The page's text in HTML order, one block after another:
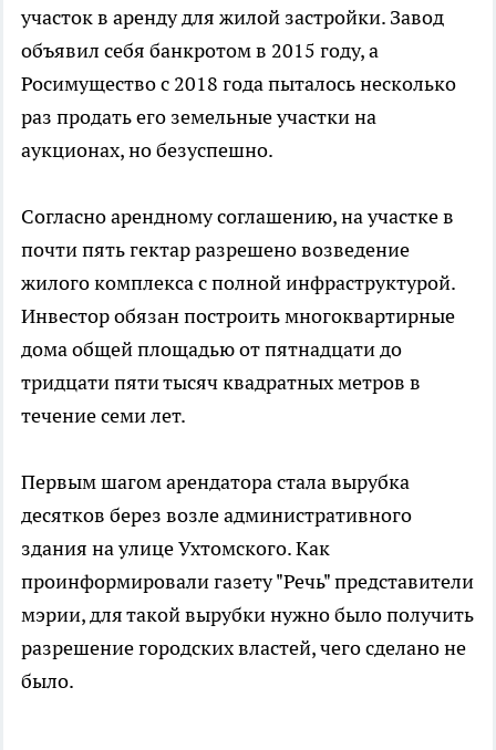
участок в аренду для жилой застройки. Завод
объявил себя банкротом в 2015 году, а
Росимущество с 2018 года пыталось несколько
раз продать его земельные участки на
аукционах, но безуспешно.
Согласно арендному соглашению, на участке в
почти пять гектар разрешено возведение
жилого комплекса с полной инфраструктурой.
Инвестор обязан построить многоквартирные
дома общей площадью от пятнадцати до
тридцати пяти тысяч квадратных метров в
течение семи лет.
Первым шагом арендатора стала вырубка
десятков берез возле административного
здания на улице Ухтомского. Как
проинформировали газету "Речь" представители
мэрии, для такой вырубки нужно было получить
разрешение городских властей, чего сделано не
было.